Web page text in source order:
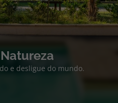
e desligue do mundo.